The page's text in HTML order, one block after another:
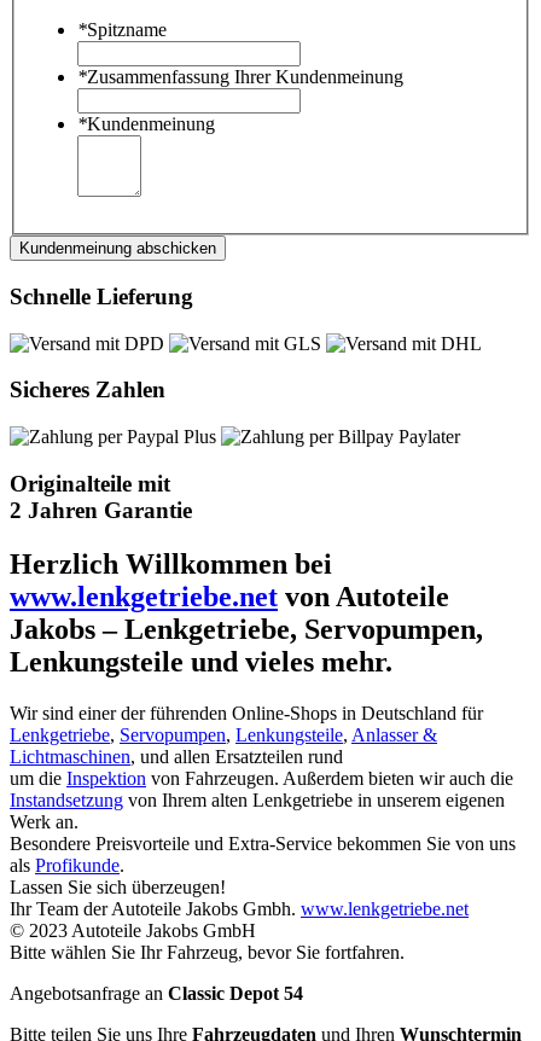
*Spitzname
*Zusammenfassung Ihrer Kundenmeinung
*Kundenmeinung
Kundenmeinung abschicken
Schnelle Lieferung
Sicheres Zahlen
Originalteile mit
2 Jahren Garantie
Herzlich Willkommen bei
www.lenkgetriebe.net von Autoteile
Jakobs – Lenkgetriebe, Servopumpen,
Lenkungsteile und vieles mehr.
Wir sind einer der führenden Online-Shops in Deutschland für
Lenkgetriebe, Servopumpen, Lenkungsteile, Anlasser &
Lichtmaschinen, und allen Ersatzteilen rund
um die Inspektion von Fahrzeugen. Außerdem bieten wir auch die
Instandsetzung von Ihrem alten Lenkgetriebe in unserem eigenen
Werk an.
Besondere Preisvorteile und Extra-Service bekommen Sie von uns
als Profikunde.
Lassen Sie sich überzeugen!
Ihr Team der Autoteile Jakobs Gmbh. www.lenkgetriebe.net
© 2023 Autoteile Jakobs GmbH
Bitte wählen Sie Ihr Fahrzeug, bevor Sie fortfahren.
Angebotsanfrage an Classic Depot 54
Bitte teilen Sie uns Ihre Fahrzeugdaten und Ihren Wunschtermin